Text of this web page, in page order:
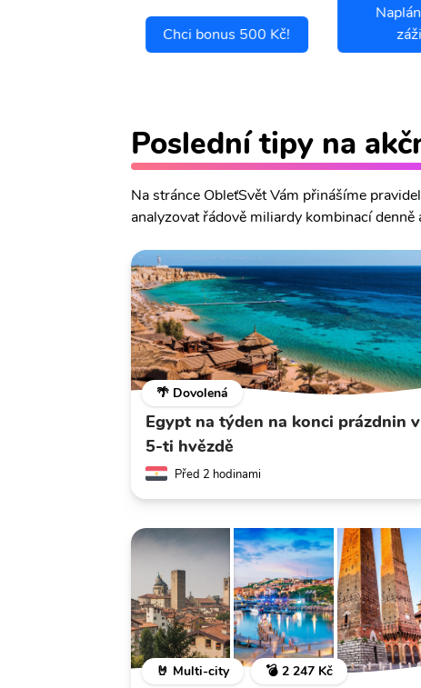
Chci bonus 500 Kč!
Poslední tipy na
Na stránce ObleťSvět Vám přinášíme
analyzovat řádově miliardy kombinací
🌴 Dovolená
Egypt na týden na konci prázdnin v
5-ti hvězdě
Před 2 hodinami
🤘 Multi-city 💣 2 247 Kč